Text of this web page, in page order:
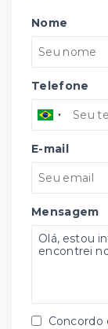
Nome
Telefone
E-mail
Mensagem
Concordo